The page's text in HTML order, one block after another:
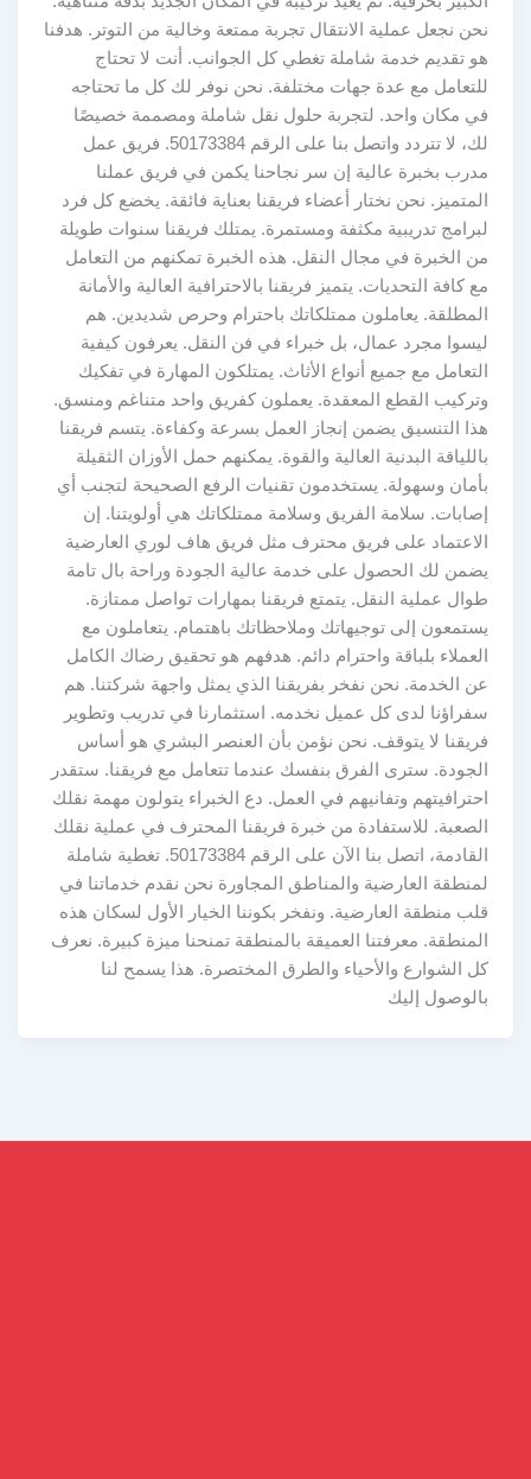
نحن نجعل عملية الانتقال تجربة ممتعة وخالية من التوتر. هدفنا
هو تقديم خدمة شاملة تغطي كل الجوانب. أنت لا تحتاج
للتعامل مع عدة جهات مختلفة. نحن نوفر لك كل ما تحتاجه
في مكان واحد. لتجربة حلول نقل شاملة ومصممة خصيصًا
لك، لا تتردد واتصل بنا على الرقم 50173384. فريق عمل
مدرب بخبرة عالية إن سر نجاحنا يكمن في فريق عملنا
المتميز. نحن نختار أعضاء فريقنا بعناية فائقة. يخضع كل فرد
لبرامج تدريبية مكثفة ومستمرة. يمتلك فريقنا سنوات طويلة
من الخبرة في مجال النقل. هذه الخبرة تمكنهم من التعامل
مع كافة التحديات. يتميز فريقنا بالاحترافية العالية والأمانة
المطلقة. يعاملون ممتلكاتك باحترام وحرص شديدين. هم
ليسوا مجرد عمال، بل خبراء في فن النقل. يعرفون كيفية
التعامل مع جميع أنواع الأثاث. يمتلكون المهارة في تفكيك
وتركيب القطع المعقدة. يعملون كفريق واحد متناغم ومنسق.
هذا التنسيق يضمن إنجاز العمل بسرعة وكفاءة. يتسم فريقنا
باللياقة البدنية العالية والقوة. يمكنهم حمل الأوزان الثقيلة
بأمان وسهولة. يستخدمون تقنيات الرفع الصحيحة لتجنب أي
إصابات. سلامة الفريق وسلامة ممتلكاتك هي أولويتنا. إن
الاعتماد على فريق محترف مثل فريق هاف لوري العارضية
يضمن لك الحصول على خدمة عالية الجودة وراحة بال تامة
طوال عملية النقل. يتمتع فريقنا بمهارات تواصل ممتازة.
يستمعون إلى توجيهاتك وملاحظاتك باهتمام. يتعاملون مع
العملاء بلباقة واحترام دائم. هدفهم هو تحقيق رضاك الكامل
عن الخدمة. نحن نفخر بفريقنا الذي يمثل واجهة شركتنا. هم
سفراؤنا لدى كل عميل نخدمه. استثمارنا في تدريب وتطوير
فريقنا لا يتوقف. نحن نؤمن بأن العنصر البشري هو أساس
الجودة. سترى الفرق بنفسك عندما تتعامل مع فريقنا. ستقدر
احترافيتهم وتفانيهم في العمل. دع الخبراء يتولون مهمة نقلك
الصعبة. للاستفادة من خبرة فريقنا المحترف في عملية نقلك
القادمة، اتصل بنا الآن على الرقم 50173384. تغطية شاملة
لمنطقة العارضية والمناطق المجاورة نحن نقدم خدماتنا في
قلب منطقة العارضية. ونفخر بكوننا الخيار الأول لسكان هذه
المنطقة. معرفتنا العميقة بالمنطقة تمنحنا ميزة كبيرة. نعرف
كل الشوارع والأحياء والطرق المختصرة. هذا يسمح لنا
بالوصول إليك